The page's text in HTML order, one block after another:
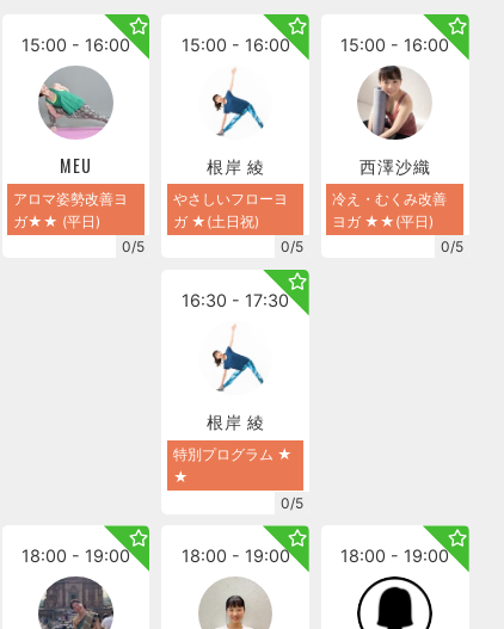
15:00 - 16:00
MEU
アロマ姿勢改善ヨ
ガ★★ (平日)
0/5
15:00 - 16:00
根岸 綾
やさしいフローヨ
ガ ★(土日祝)
0/5
15:00 - 16:00
西澤沙織
冷え・むくみ改善
ヨガ ★★(平日)
0/5
16:30 - 17:30
根岸 綾
特別プログラム ★
★
0/5
18:00 - 19:00 18:00 - 19:00 18:00 - 19:00